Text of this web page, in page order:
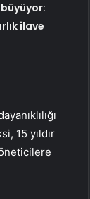
ilave
15 yıldır